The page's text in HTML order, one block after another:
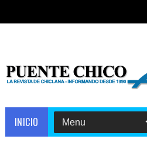
INICIO